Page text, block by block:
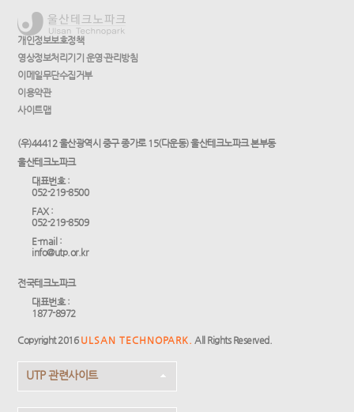
개인정보보호정책
영상정보처리기기 운영·관리방침
이메일무단수집거부
이용약관
사이트맵
(우)44412 울산광역시 중구 종가로 15(다운동) 울산테크노파크 본부동
울산테크노파크
대표번호 :
052-219-8500
FAX :
052-219-8509
E-mail :
info@utp.or.kr
전국테크노파크
대표번호 :
1877-8972
Copyright 2016 ULSAN TECHNOPARK. All Rights Reserved.
UTP 관련사이트